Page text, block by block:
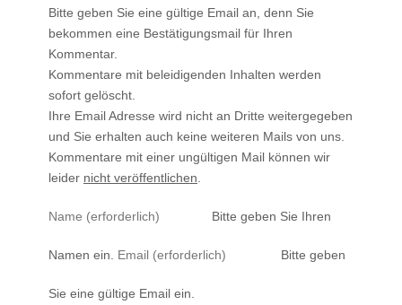
Bitte geben Sie eine gültige Email an, denn Sie
bekommen eine Bestätigungsmail für Ihren
Kommentar.
Kommentare mit beleidigenden Inhalten werden
sofort gelöscht.
Ihre Email Adresse wird nicht an Dritte weitergegeben
und Sie erhalten auch keine weiteren Mails von uns.
Kommentare mit einer ungültigen Mail können wir
leider nicht veröffentlichen
Bitte geben Sie Ihren
Namen ein. Bitte geben
Sie eine gültige Email ein.